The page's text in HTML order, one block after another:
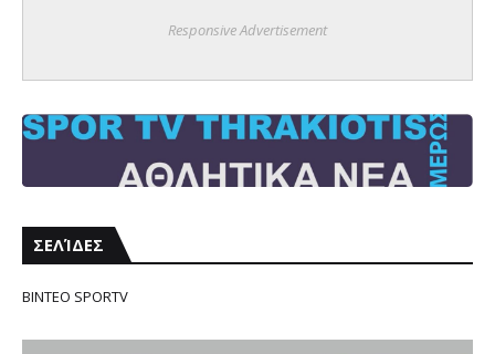
Responsive Advertisement
ΣΕΛΊΔΕΣ
ΒΙΝΤΕΟ SPORTV